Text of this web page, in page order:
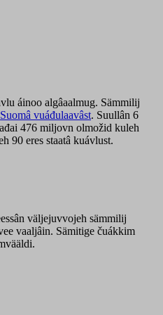
áinoo algâaalmug. Sämmilij
Suomâ vuáđulaavâst. Suullân 6
476 miljovn olmožid kuleh
90 eres staatâ kuávlust.
väljejuvvojeh sämmilij
vaaljâin. Sämitige čuákkim